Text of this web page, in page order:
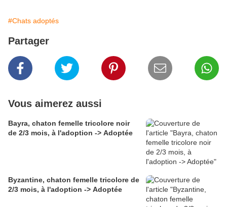
#Chats adoptés
Partager
Vous aimerez aussi
Bayra, chaton femelle tricolore noir
de 2/3 mois, à l'adoption -> Adoptée
Byzantine, chaton femelle tricolore de
2/3 mois, à l'adoption -> Adoptée